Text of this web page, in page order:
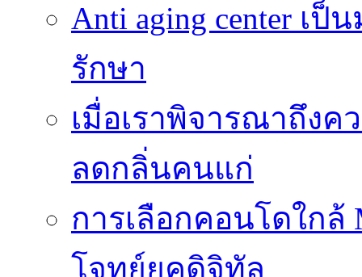
Anti aging center เ
รักษา
เมื่อเราพิจารณาถึง
ลดกลิ่นคนแก่
การเลือกคอนโดใก
โจทย์ยุคดิจิทัล